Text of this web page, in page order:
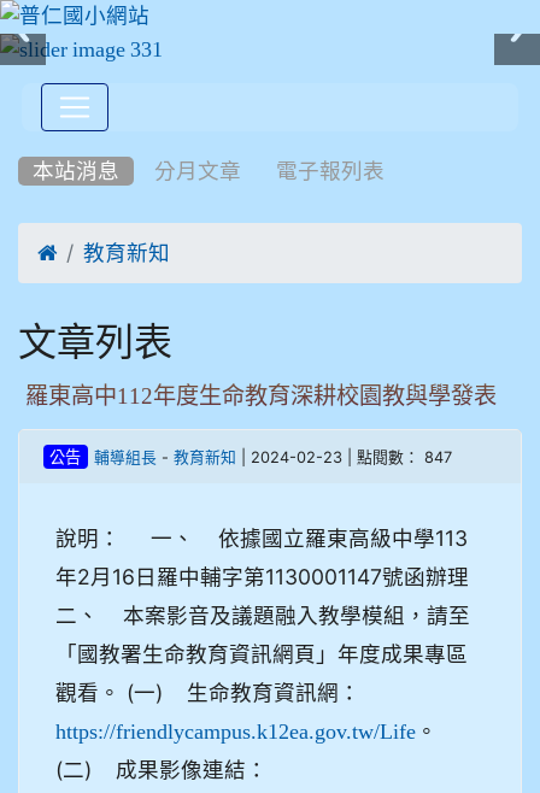
本站消息 分月文章 電子報列表
 教育新知
文章列表
羅東高中112年度生命教育深耕校園教與學發表
公告 輔導組長 - 教育新知 | 2024-02-23 | 點閱數： 847
說明： 一、 依據國立羅東高級中學113
年2月16日羅中輔字第1130001147號函辦理
二、 本案影音及議題融入教學模組，請至
「國教署生命教育資訊網頁」年度成果專區
觀看。 (一) 生命教育資訊網：
https://friendlycampus.k12ea.gov.tw/Life 。
(二) 成果影像連結：